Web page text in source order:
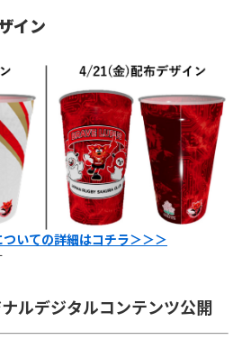
イン
いての詳細はコチラ＞＞＞
ルデジタルコンテンツ公開